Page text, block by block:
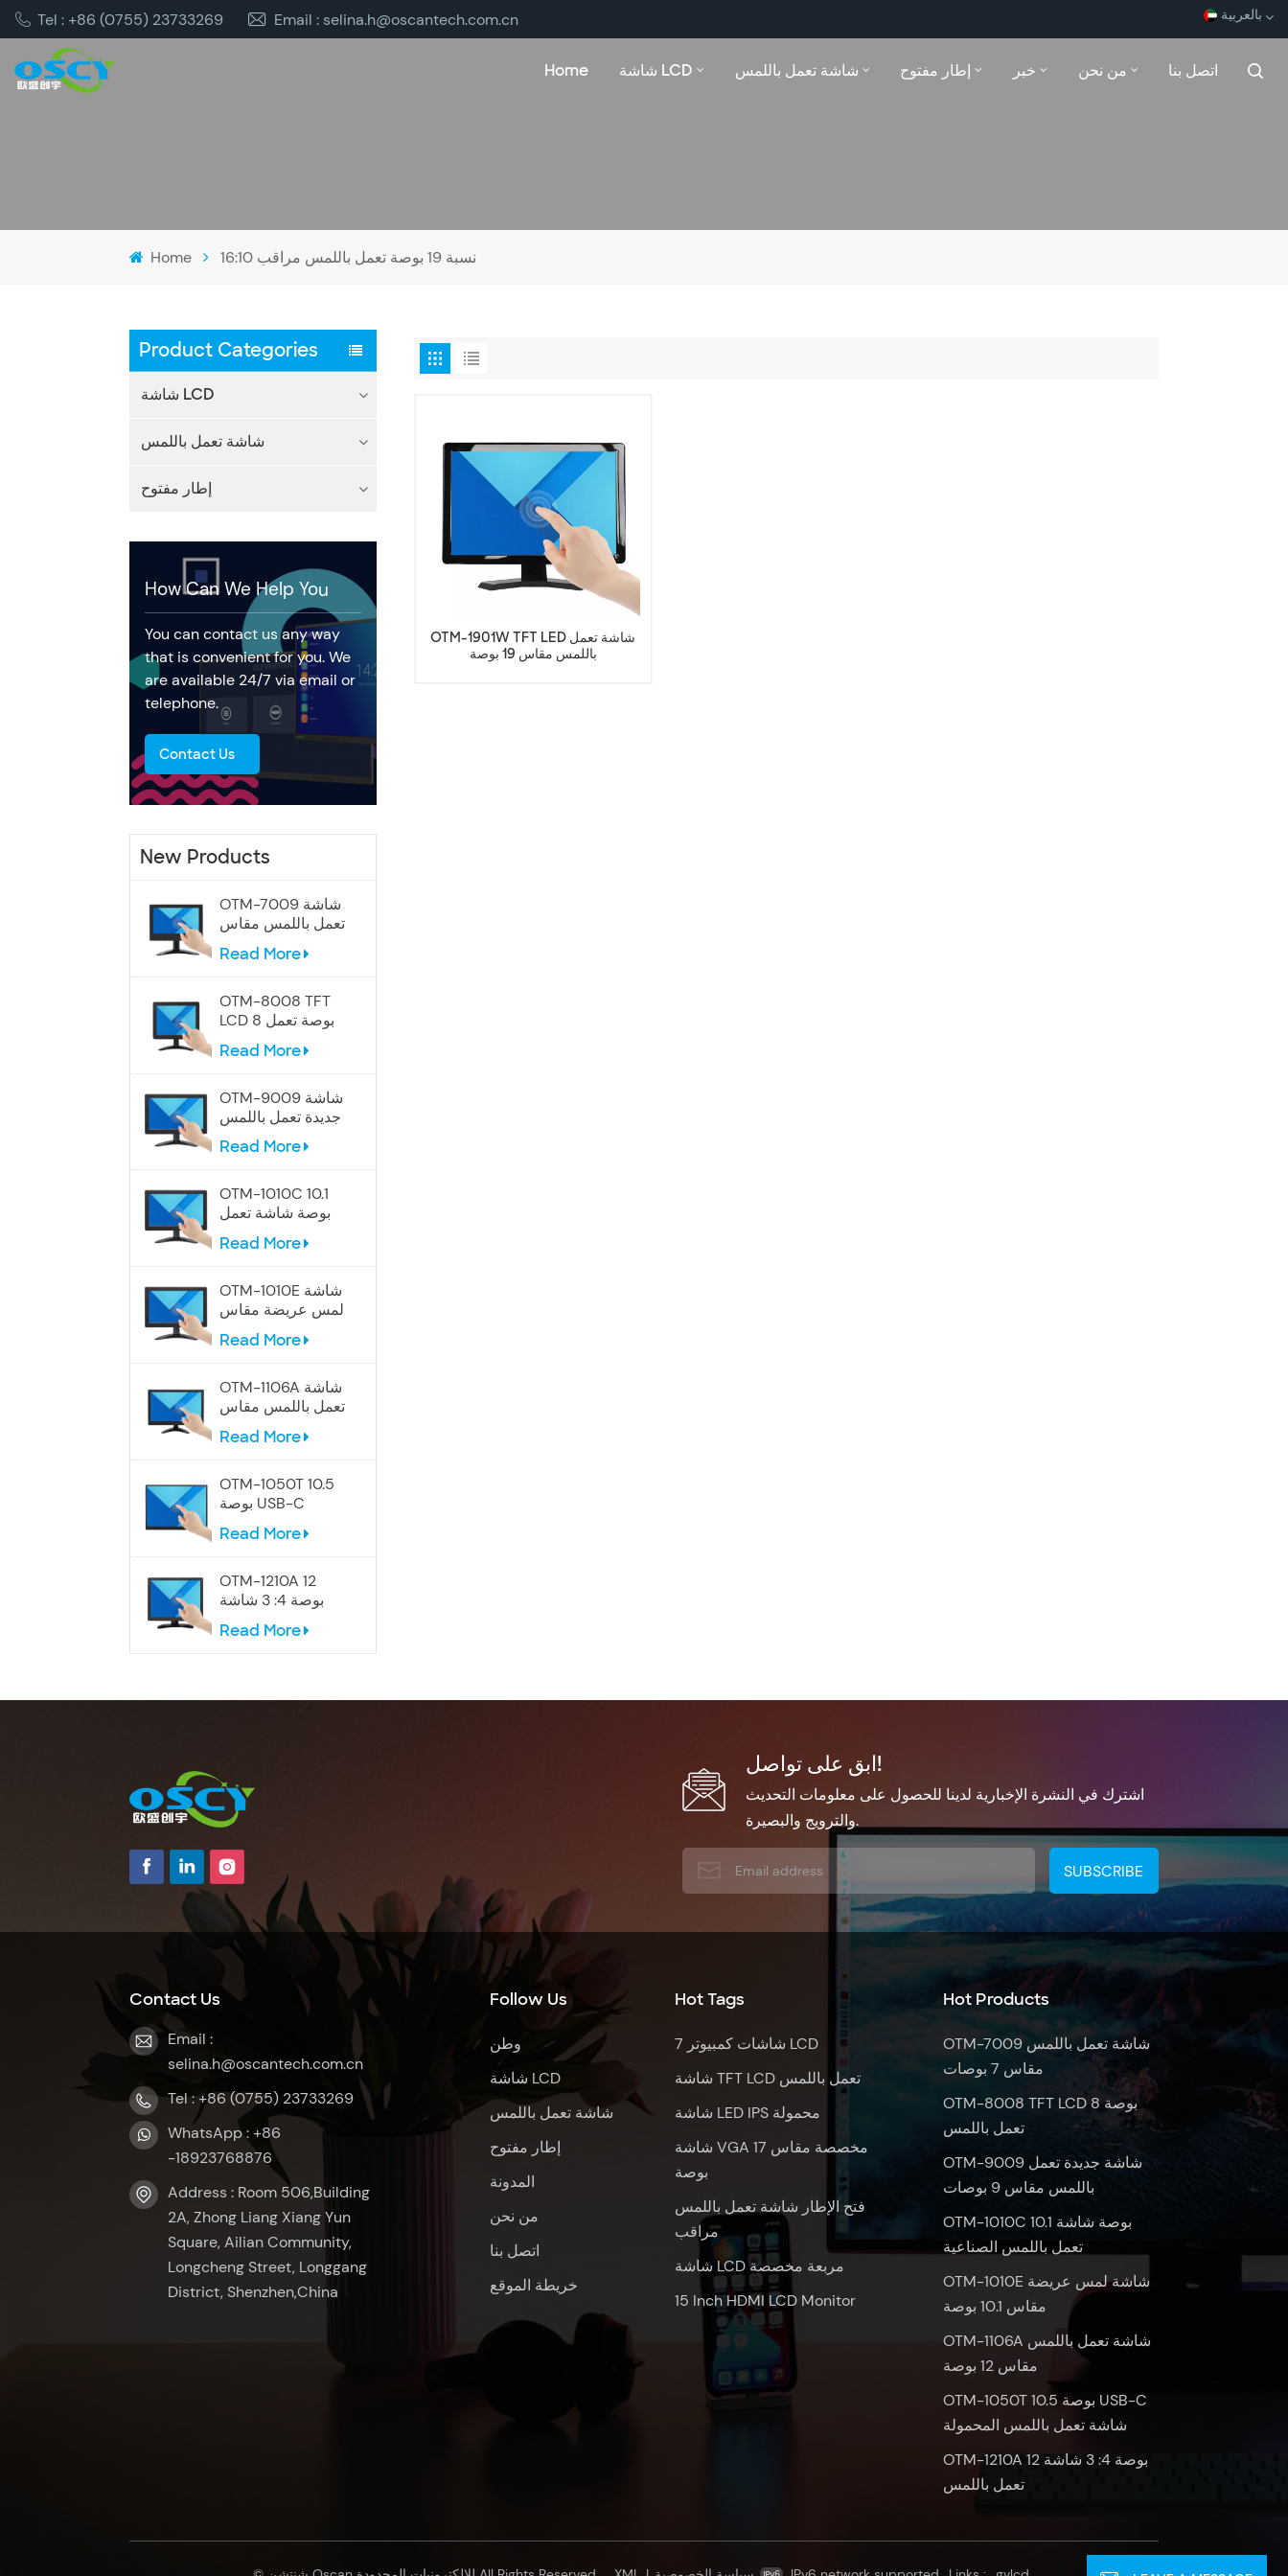
Tel : +86 (0755) 23733269 Email : selina.h@oscantech.com.cn بالعربية
بالعربية
Home شاشة LCD شاشة تعمل باللمس إطار مفتوح خبر من نحن اتصل بنا
Home 16:10 نسبة 19 بوصة تعمل باللمس مراقب
Product Categories
شاشة LCD
شاشة تعمل باللمس
إطار مفتوح
How Can We Help You
You can contact us any way
that is convenient for you. We
are available 24/7 via email or
telephone.
Contact Us
New Products
OTM-7009 شاشة
تعمل باللمس مقاس
Read More
OTM-8008 TFT
LCD 8 بوصة تعمل
باللمس
Read More
OTM-9009 شاشة
جديدة تعمل باللمس
Read More
OTM-1010C 10.1
بوصة شاشة تعمل
باللمس الصناعية
Read More
OTM-1010E شاشة
لمس عريضة مقاس
10.1 بوصة
Read More
OTM-1106A شاشة
تعمل باللمس مقاس
12 بوصة
Read More
OTM-1050T 10.5
بوصة USB-C
شاشة تعمل باللمس
المحمولة
Read More
OTM-1210A 12
بوصة 4: 3 شاشة
تعمل باللمس
Read More
OTM-1901W TFT LED شاشة تعمل
باللمس مقاس 19 بوصة
ابق على تواصل!
اشترك في النشرة الإخبارية لدينا للحصول على معلومات التحديث
والترويج والبصيرة.
Contact Us
Email :
selina.h@oscantech.com.cn
Tel : +86 (0755) 23733269
WhatsApp : +86
-18923768876
Address : Room 506,Building
2A, Zhong Liang Xiang Yun
Square, Ailian Community,
Longcheng Street, Longgang
District, Shenzhen,China
Follow Us
وطن
شاشة LCD
شاشة تعمل باللمس
إطار مفتوح
المدونة
من نحن
اتصل بنا
خريطة الموقع
Hot Tags
7 شاشات كمبيوتر LCD
شاشة TFT LCD تعمل باللمس
شاشة LED IPS محمولة
شاشة VGA مخصصة مقاس 17
بوصة
فتح الإطار شاشة تعمل باللمس
مراقب
شاشة LCD مربعة مخصصة
15 Inch HDMI LCD Monitor
Hot Products
OTM-7009 شاشة تعمل باللمس
مقاس 7 بوصات
OTM-8008 TFT LCD 8 بوصة
تعمل باللمس
OTM-9009 شاشة جديدة تعمل
باللمس مقاس 9 بوصات
OTM-1010C 10.1 بوصة شاشة
تعمل باللمس الصناعية
OTM-1010E شاشة لمس عريضة
مقاس 10.1 بوصة
OTM-1106A شاشة تعمل باللمس
مقاس 12 بوصة
OTM-1050T 10.5 بوصة USB-C
شاشة تعمل باللمس المحمولة
OTM-1210A 12 بوصة 4: 3 شاشة
تعمل باللمس